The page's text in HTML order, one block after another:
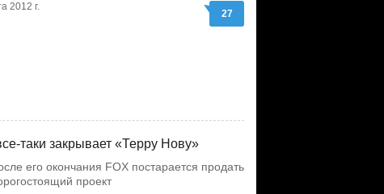
2012 г.
27
таки закрывает «Терру Нову»
его окончания FOX постарается продать
проект